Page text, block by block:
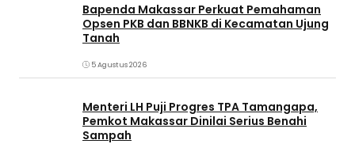
Bapenda Makassar Perkuat Pemahaman
Opsen PKB dan BBNKB di Kecamatan Ujung
Tanah‎
5 Agustus 2026
Menteri LH Puji Progres TPA Tamangapa,
Pemkot Makassar Dinilai Serius Benahi
Sampah